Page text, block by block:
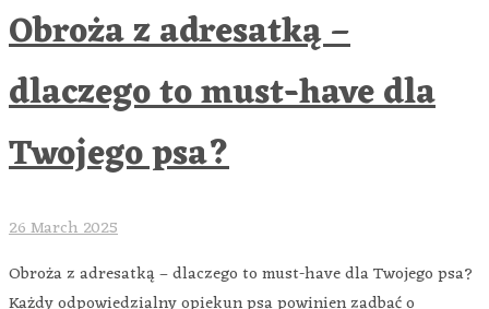
Obroża z adresatką –
dlaczego to must-have dla
Twojego psa?
26 March 2025
Obroża z adresatką – dlaczego to must-have dla Twojego psa?